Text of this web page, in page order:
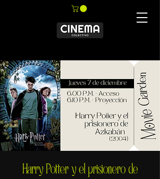
Harry Potter y el prisionero de